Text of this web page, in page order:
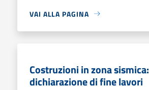
VAI ALLA PAGINA
Costruzioni in zona sismica:
dichiarazione di fine lavori